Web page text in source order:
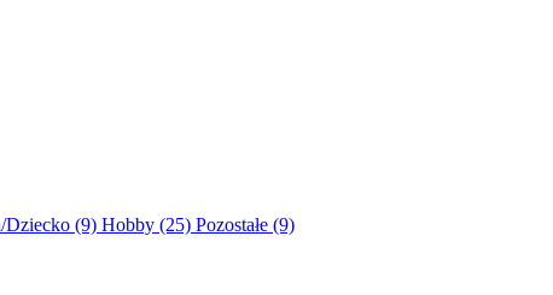
Dziecko (9) Hobby (25) Pozostałe (9)